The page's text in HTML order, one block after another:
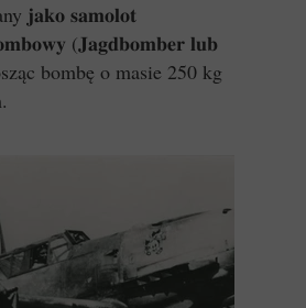
𝐣𝐚𝐤𝐨 𝐬𝐚𝐦𝐨𝐥𝐨𝐭
(𝐉𝐚𝐠𝐝𝐛𝐨𝐦𝐛𝐞𝐫 𝐥𝐮𝐛
bombę o masie 250 kg